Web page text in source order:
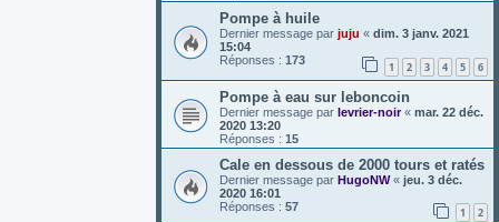
Pompe à huile
Dernier message par juju « dim. 3 janv. 2021
15:04
Réponses : 173 1 2 3 4 5 6
Pompe à eau sur leboncoin
Dernier message par levrier-noir« mar. 22 déc.
2020 13:20
Réponses : 15
Cale en dessous de 2000 tours et ratés
Dernier message par HugoNW« jeu. 3 déc.
2020 16:01
Réponses : 57 1 2